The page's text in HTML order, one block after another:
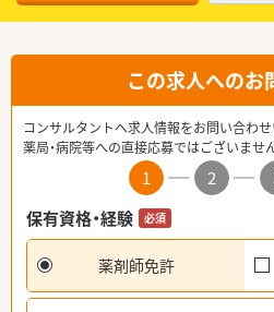
この求人へのお
コンサルタントへ求人情報をお問い合わせ
薬局・病院等への直接応募ではございませ
1 2
保有資格・経験
必須
薬剤師免許